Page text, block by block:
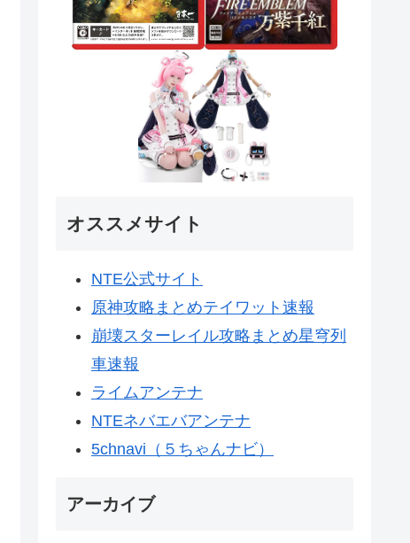
オススメサイト
NTE公式サイト
原神攻略まとめテイワット速報
崩壊スターレイル攻略まとめ星穹列
車速報
ライムアンテナ
NTEネバエバアンテナ
5chnavi（５ちゃんナビ）
アーカイブ